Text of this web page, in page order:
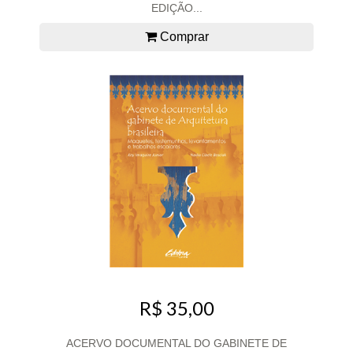
EDIÇÃO...
Comprar
R$ 35,00
ACERVO DOCUMENTAL DO GABINETE DE